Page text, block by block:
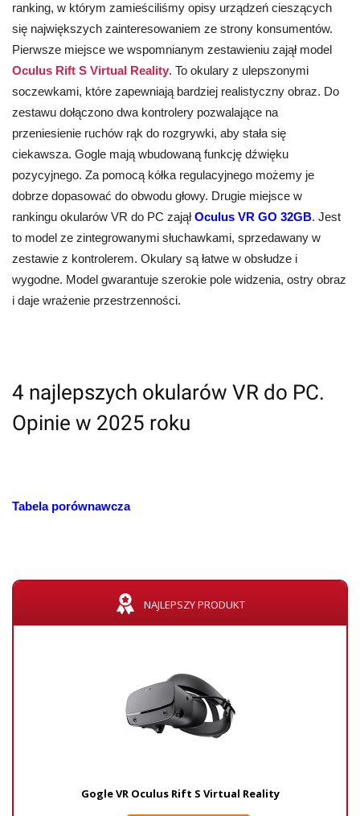
ranking, w którym zamieściliśmy opisy urządzeń cieszących
się największych zainteresowaniem ze strony konsumentów.
Pierwsze miejsce we wspomnianym zestawieniu zajął model
Oculus Rift S Virtual Reality. To okulary z ulepszonymi
soczewkami, które zapewniają bardziej realistyczny obraz. Do
zestawu dołączono dwa kontrolery pozwalające na
przeniesienie ruchów rąk do rozgrywki, aby stała się
ciekawsza. Gogle mają wbudowaną funkcję dźwięku
pozycyjnego. Za pomocą kółka regulacyjnego możemy je
dobrze dopasować do obwodu głowy. Drugie miejsce w
rankingu okularów VR do PC zająłOculus VR GO 32GB. Jest
to model ze zintegrowanymi słuchawkami, sprzedawany w
zestawie z kontrolerem. Okulary są łatwe w obsłudze i
wygodne. Model gwarantuje szerokie pole widzenia, ostry obraz
i daje wrażenie przestrzenności.
4 najlepszych okularów VR do PC.
Opinie w 2025 roku
Tabela porównawcza
NAJLEPSZY PRODUKT
Gogle VR Oculus Rift S Virtual Reality